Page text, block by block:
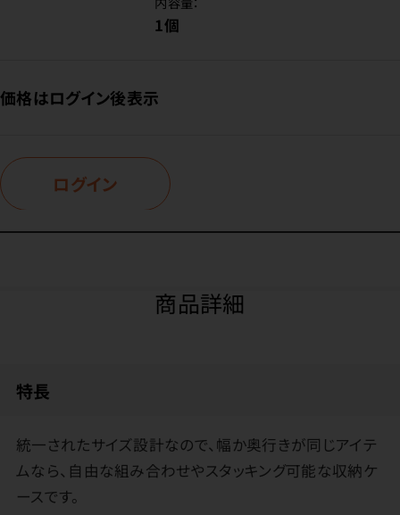
1個
価格はログイン後表示
ログイン
商品詳細
特長
統一されたサイズ設計なので、幅か奥行きが同じアイテ
ムなら、自由な組み合わせやスタッキング可能な収納ケ
ースです。